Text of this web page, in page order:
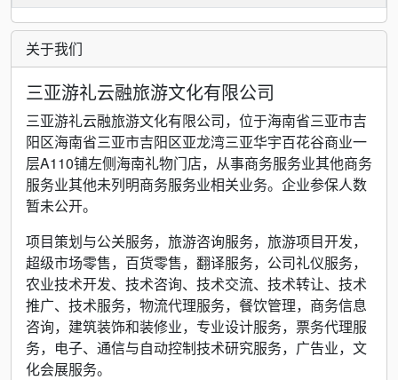
关于我们
三亚游礼云融旅游文化有限公司
三亚游礼云融旅游文化有限公司，位于海南省三亚市吉
阳区海南省三亚市吉阳区亚龙湾三亚华宇百花谷商业一
层A110铺左侧海南礼物门店，从事商务服务业其他商务
服务业其他未列明商务服务业相关业务。企业参保人数
暂未公开。
项目策划与公关服务，旅游咨询服务，旅游项目开发，
超级市场零售，百货零售，翻译服务，公司礼仪服务，
农业技术开发、技术咨询、技术交流、技术转让、技术
推广、技术服务，物流代理服务，餐饮管理，商务信息
咨询，建筑装饰和装修业，专业设计服务，票务代理服
务，电子、通信与自动控制技术研究服务，广告业，文
化会展服务。